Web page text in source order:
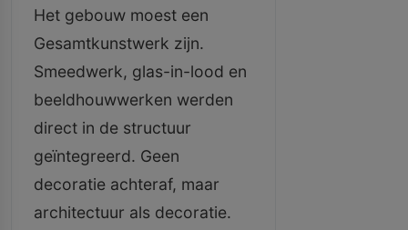
Het gebouw moest een
Gesamtkunstwerk zijn.
Smeedwerk, glas-in-lood en
beeldhouwwerken werden
direct in de structuur
geïntegreerd. Geen
decoratie achteraf, maar
architectuur als decoratie.